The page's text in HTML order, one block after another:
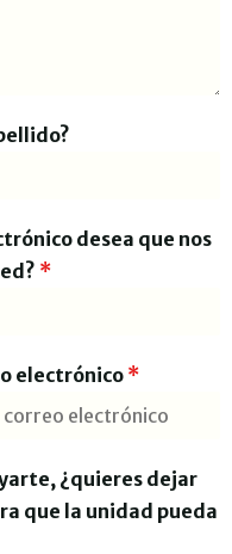
desea que nos
*
electrónico *
¿quieres dejar
que la unidad pueda